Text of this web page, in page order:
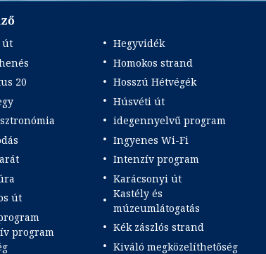
út
20
út
program
Hegyvidék
Homokos strand
Hosszú Hétvégék
Húsvéti út
idegennyelvű program
Ingyenes Wi-Fi
Intenzív program
Karácsonyi út
Kastély és
múzeumlátogatás
Kék zászlós strand
Kiváló megközelíthetőség